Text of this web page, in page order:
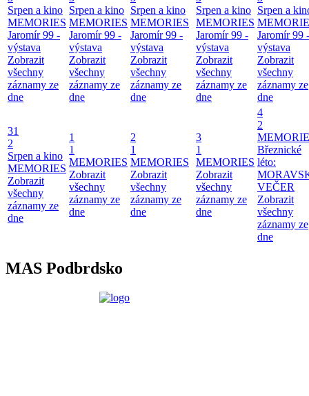
Srpen a kino
MEMORIES
Jaromír 99 -
výstava
Zobrazit
všechny
záznamy ze
dne
Srpen a kino
MEMORIES
Jaromír 99 -
výstava
Zobrazit
všechny
záznamy ze
dne
Srpen a kino
MEMORIES
Jaromír 99 -
výstava
Zobrazit
všechny
záznamy ze
dne
Srpen a kino
MEMORIES
Jaromír 99 -
výstava
Zobrazit
všechny
záznamy ze
dne
Srpen a
Jaromír 99 -
výstava
Zobrazit
všechny
záznamy ze
dne
31
2
Srpen a kino
MEMORIES
Zobrazit
všechny
záznamy ze
dne
1
1
MEMORIES
Zobrazit
všechny
záznamy ze
dne
2
1
MEMORIES
Zobrazit
všechny
záznamy ze
dne
3
1
MEMORIES
Zobrazit
všechny
záznamy ze
dne
4
2
Březnické
léto:
VEČER
Zobrazit
všechny
záznamy ze
dne
MAS Podbrdsko